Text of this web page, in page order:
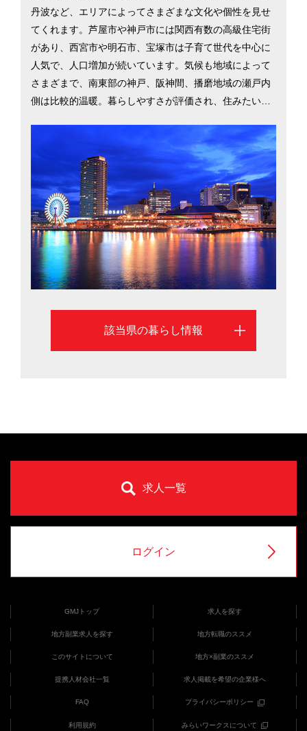
丹波など、エリアによってさまざまな文化や個性を見せ
てくれます。芦屋市や神戸市には関西有数の高級住宅街
があり、西宮市や明石市、宝塚市は子育て世代を中心に
人気で、人口増加が続いています。気候も地域によって
さまざまで、南東部の神戸、阪神間、播磨地域の瀬戸内
側は比較的温暖。暮らしやすさが評価され、住みたい街
はJR、阪急、阪神といった電車で結ばれているので車が
なくても好アクセス。東京までは新幹線で2時間40分ほ
ど。洗練された都心の暮らしも、自然に囲まれたのんび
りとした暮らしもかなえられる兵庫県の情報を、県庁所
在地である神戸市を中心にご紹介します
該当県の暮らし情報
求人一覧
ログイン
GMJトップ 求人を探す
地方副業求人を探す 地方転職のススメ
このサイトについて 地方×副業のススメ
提携人材会社一覧 求人掲載を希望の企業様へ
FAQ プライバシーポリシー
利用規約 みらいワークスについて